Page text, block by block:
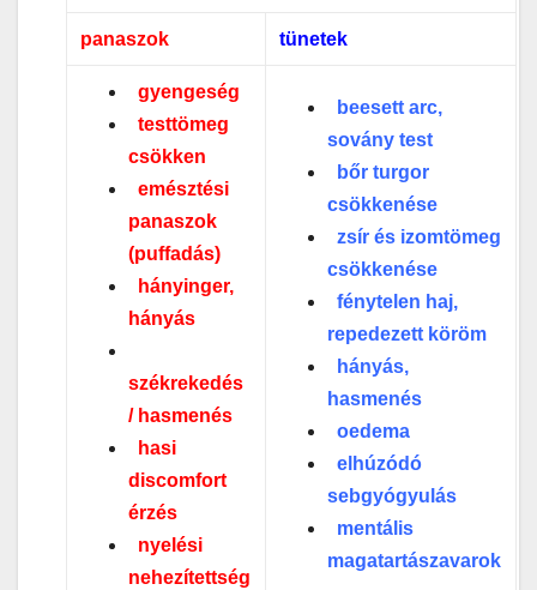
panaszok tünetek
gyengeség
testtömeg
csökken
emésztési
panaszok
(puffadás)
hányinger,
hányás
székrekedés
/ hasmenés
hasi
discomfort
érzés
nyelési
nehezítettség
beesett arc,
sovány test
bőr turgor
csökkenése
zsír és izomtömeg
csökkenése
fénytelen haj,
repedezett köröm
hányás,
hasmenés
oedema
elhúzódó
sebgyógyulás
mentális
magatartászavarok